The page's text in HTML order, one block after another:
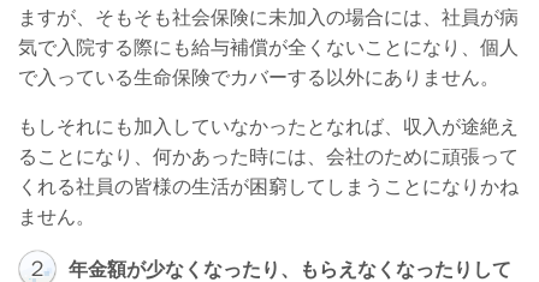
ますが、そもそも社会保険に未加入の場合には、社員が病
気で入院する際にも給与補償が全くないことになり、個人
で入っている生命保険でカバーする以外にありません。
もしそれにも加入していなかったとなれば、収入が途絶え
ることになり、何かあった時には、会社のために頑張って
くれる社員の皆様の生活が困窮してしまうことになりかね
ません。
２
年金額が少なくなったり、もらえなくなったりして